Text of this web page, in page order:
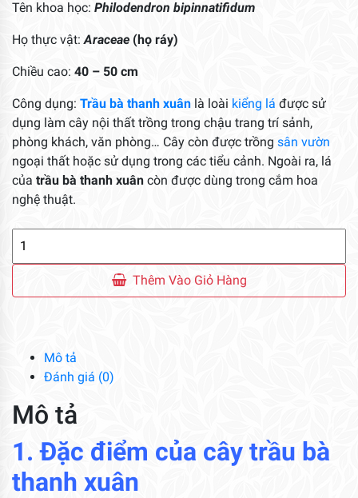
Tên khoa học: Philodendron bipinnatifidum
Họ thực vật: Araceae (họ ráy)
Chiều cao: 40 – 50 cm
Công dụng: Trầu bà thanh xuân là loài kiểng lá được sử
dụng làm cây nội thất trồng trong chậu trang trí sảnh,
phòng khách, văn phòng… Cây còn được trồng sân vườn
ngoại thất hoặc sử dụng trong các tiểu cảnh. Ngoài ra, lá
của trầu bà thanh xuân còn được dùng trong cắm hoa
nghệ thuật.
Thanh
Thêm Vào Giỏ Hàng
Mô tả
Đánh giá (0)
Mô tả
1. Đặc điểm của cây trầu bà
thanh xuân